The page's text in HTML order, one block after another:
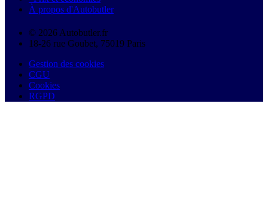
À propos d'Autobutler
© 2026 Autobutler.fr
18-26 rue Goubet, 75019 Paris
Gestion des cookies
CGU
Cookies
RGPD